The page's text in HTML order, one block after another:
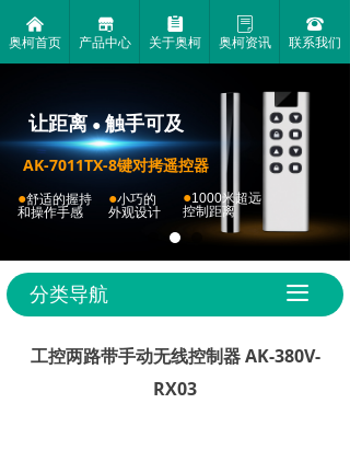
낀
奥柯首页
끵
产品中心
뀳
关于奥柯
ꂓ
奥柯资讯
뀰
联系我们
分类导航 끀
工控两路带手动无线控制器 AK-380V-
RX03
让距离●触手可及
AK-7011TX-8键对拷遥控器
●舒适的握持
和操作手感
●小巧的
外观设计
●1000米超远
控制距离